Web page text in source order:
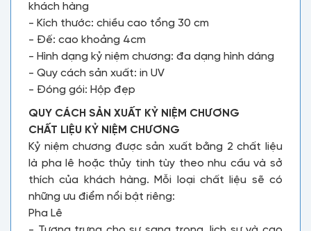
khách hàng
- Kích thước: chiều cao tổng 30 cm
- Đế: cao khoảng 4cm
- Hình dạng kỷ niệm chương: đa dạng hình dáng
- Quy cách sản xuất: in UV
- Đóng gói: Hộp đẹp
QUY CÁCH SẢN XUẤT KỶ NIỆM CHƯƠNG
CHẤT LIỆU KỶ NIỆM CHƯƠNG
Kỷ niệm chương được sản xuất bằng 2 chất liệu
là pha lê hoặc thủy tinh tùy theo nhu cầu và sở
thích của khách hàng. Mỗi loại chất liệu sẽ có
những ưu điểm nổi bật riêng:
Pha Lê